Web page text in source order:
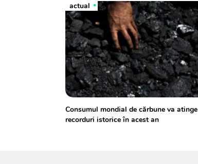
actual
Consumul mondial de cărbune va atinge
recorduri istorice în acest an